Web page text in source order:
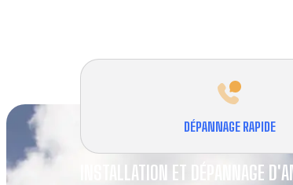
DÉPANNAGE RAPIDE
INSTALLATION ET DÉPANNAGE